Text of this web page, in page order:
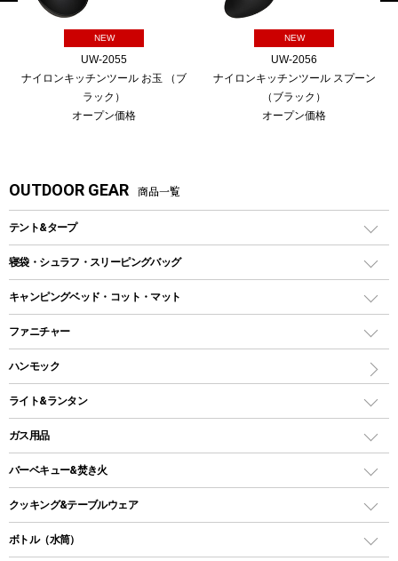
NEW
UW-2055
ナイロンキッチンツール お玉 （ブ
ラック）
オープン価格
NEW
UW-2056
ナイロンキッチンツール スプーン
（ブラック）
オープン価格
OUTDOOR GEAR 商品一覧
テント&タープ
テント
ツールームテント
ワンポールテント
シェルターテント
ロッジ型・オリジナルテント
タープ
スクエアタープ（レクタタープ）
メッシュタープ
寝袋・シュラフ・スリーピングバッグ
レクタングラー型（封筒型）シュラフ
インナーシュラフ
キャンピングベッド・コット・マット
キャンピングベッド・コット
インフレータブルマット
ファニチャー
アウトドアテーブル
レジャーシート
ハンモック
ライト&ランタン
LEDランタン
ガスランタン
オイルランタン
LEDライト
ガス用品
ガスバーナー
ガス缶
バーベキュー&焚き火
バーベキューコンロ、グリル
焚き火台タイプ（ロースタイル）グリル
クッキング&テーブルウェア
ダッチオーブン
ボトル（水筒）